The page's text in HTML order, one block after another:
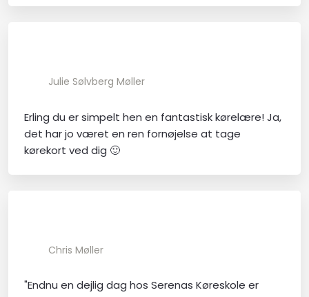
Julie Sølvberg Møller​
Erling du er simpelt hen en fantastisk kørelære! Ja,
det har jo været en ren fornøjelse at tage
kørekort ved dig 🙂
Chris Møller
"Endnu en dejlig dag hos Serenas Køreskole er